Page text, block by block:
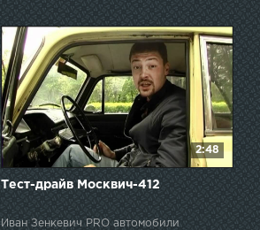
2:48
Тест-драйв Москвич-412
Иван Зенкевич PRO автомобили